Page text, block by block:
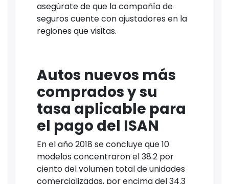
asegúrate de que la compañía de
seguros cuente con ajustadores en la
regiones que visitas.
Autos nuevos más
comprados y su
tasa aplicable para
el pago del ISAN
En el año 2018 se concluye que 10
modelos concentraron el 38.2 por
ciento del volumen total de unidades
comercializadas, por encima del 34.3